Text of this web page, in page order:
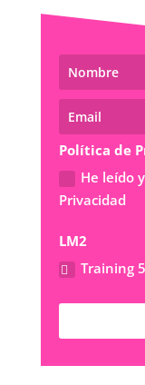
Política de
He leído
Privacidad
LM2
Training